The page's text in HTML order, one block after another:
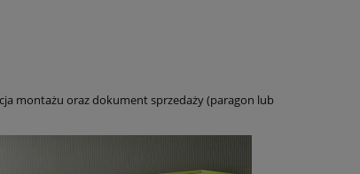
montażu oraz dokument sprzedaży (paragon lub